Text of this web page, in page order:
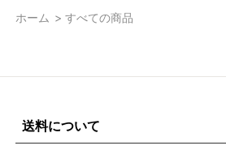
ホーム > すべての商品
送料について